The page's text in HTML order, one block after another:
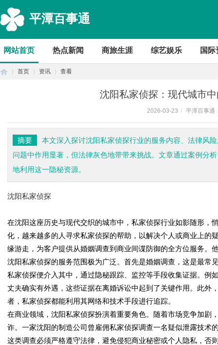
平潭百事通
网站首页 热点新闻 商旅生涯 综艺娱乐 国际
首页 资讯 查看
沈阳私家侦探：现代城市
2026-03-23 / 平潭百事通
摘要
本文深入探讨沈阳私家侦探行业的服务内容、法律风
问题中作用显著，但法律灰色地带带来挑战。文章通过案例分
地利用这一隐秘资源。
沈阳私家侦探
在沈阳这座历史与现代交织的城市中，私家侦探行业如影随形，
化，越来越多的人寻求私家侦探的帮助，以解决个人或商业上的
缘游走，为客户提供从婚姻调查到商业间谍防御的全方位服务。
沈阳私家侦探的服务范围极为广泛。首先是婚姻调查，这是最常
私家侦探便介入其中，通过隐秘跟踪、监控等手段收集证据。例
丈夫确实有外遇，这些证据在离婚诉讼中起到了关键作用。此外
者，私家侦探都能利用其网络和技术手段进行追踪。
在商业领域，沈阳私家侦探扮演着重要角色。随着市场竞争加剧
诈。一家沈阳的制造公司曾雇佣私家侦探调查一名疑似泄露技术
这类调查必须严格遵守法律，避免侵犯商业秘密或个人隐私，否